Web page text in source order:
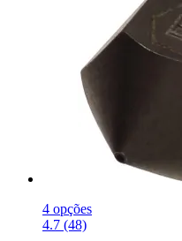
4 opções
4.7 (48)